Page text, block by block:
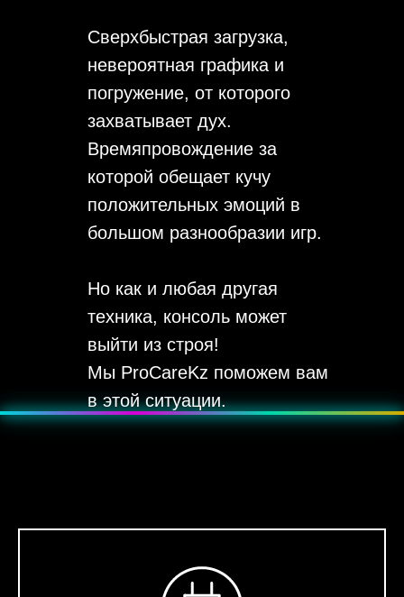
Сверхбыстрая загрузка,
невероятная графика и
погружение, от которого
захватывает дух.
Времяпровождение за
которой обещает кучу
положительных эмоций в
большом разнообразии игр.
Но как и любая другая
техника, консоль может
выйти из строя!
Мы ProCareKz поможем вам
в этой ситуации.
???? Эффект — мягкое пульсирующее свечение, как неоновая